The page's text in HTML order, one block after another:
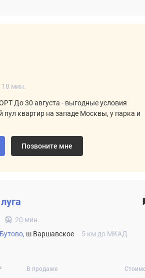
18 мин.
До 30 августа - выгодные условия
пул квартир на западе Москвы, у парка и
Позвоните мне
20 мин.
ш Варшавское 5 км до МКАД
В продаже